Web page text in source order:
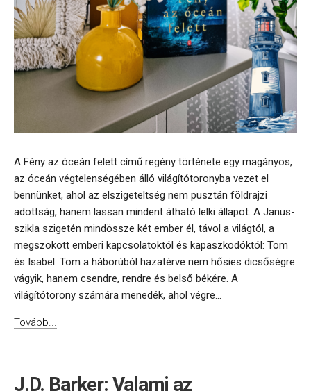
A Fény az óceán felett című regény története egy magányos,
az óceán végtelenségében álló világítótoronyba vezet el
bennünket, ahol az elszigeteltség nem pusztán földrajzi
adottság, hanem lassan mindent átható lelki állapot. A Janus-
szikla szigetén mindössze két ember él, távol a világtól, a
megszokott emberi kapcsolatoktól és kapaszkodóktól: Tom
és Isabel. Tom a háborúból hazatérve nem hősies dicsőségre
vágyik, hanem csendre, rendre és belső békére. A
világítótorony számára menedék, ahol végre...
Tovább...
J.D. Barker: Valami az